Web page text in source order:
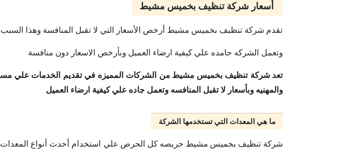
أسعار شركة تنظيف بخميس مشيط
تقدم شركة تنظيف بخميس مشيط أرخص الأسعار التي لا تقبل المنافسة وهذا السبب
وتعمل الشركه جامده علي كيفية ارضاء العميل وبأرخص الاسعار دون منافسة
تعد شركة تنظيف بخميس مشيط من الشركات المميزه في تقديم الخدمات علي
والمهنيه وبأسعار لا تقبل المنافسه وتعمل جاده علي كيفية ارضاء العميل
ما هي المعدات التي تستخدمها الشركة
شركة تنظيف بخميس مشيط حريصه كل الحرص علي استخدام أحدث أنواع المعدات